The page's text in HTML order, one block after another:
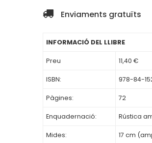
Enviaments gratuïts
INFORMACIÓ DEL LLIBRE
Preu 11,40 €
ISBN: 978-84-
Pàgines: 72
Enquadernació: Rústica
Mides: 17 cm